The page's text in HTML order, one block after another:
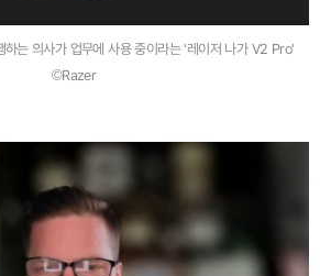
하는 의사가 업무에 사용 중이라는 '레이저 나가 V2 Pro'
©Razer